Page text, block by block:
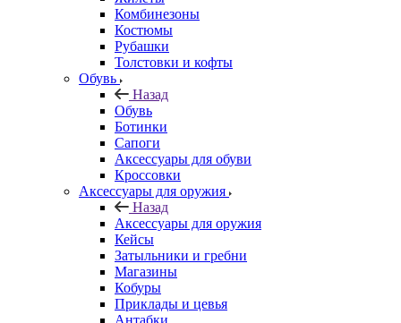
Комбинезоны
Костюмы
Рубашки
Толстовки и кофты
Обувь
Назад
Обувь
Ботинки
Сапоги
Аксессуары для обуви
Кроссовки
Аксессуары для оружия
Назад
Аксессуары для оружия
Кейсы
Затыльники и гребни
Магазины
Кобуры
Приклады и цевья
Антабки